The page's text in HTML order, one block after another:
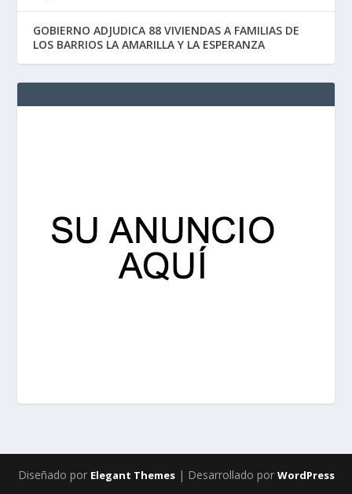
GOBIERNO ADJUDICA 88 VIVIENDAS A FAMILIAS DE
LOS BARRIOS LA AMARILLA Y LA ESPERANZA
Diseñado por Elegant Themes| Desarrollado por WordPress